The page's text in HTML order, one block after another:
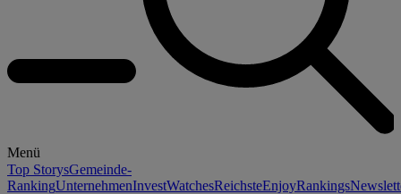
Menü
Top StorysGemeinde-
RankingUnternehmenInvestWatchesReichsteEnjoyRankings